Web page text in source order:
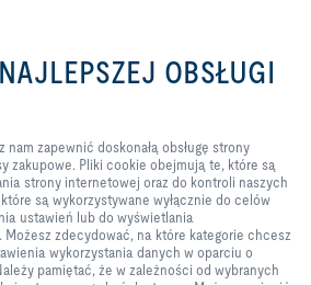
Ogólne warunki dostawy i płatności
zapewnić doskonałą obsługę
strony internetowej i łatwe
internetowej oraz do kontroli
naszych usług i aplikacji, a także
te, które są wykorzystywane
wyłącznie do celów
statystycznych, usprawnienia
ustawień lub do wyświetlania
spersonalizowanych treści.
Możesz zdecydować, na które
OBSŁUGI
nam zapewnić doskonałą obsługę strony
zakupowe. Pliki cookie obejmują te, które są
strony internetowej oraz do kontroli naszych
są wykorzystywane wyłącznie do celów
ustawień lub do wyświetlania
zdecydować, na które kategorie chcesz
wykorzystania danych w oparciu o
pamiętać, że w zależności od wybranych